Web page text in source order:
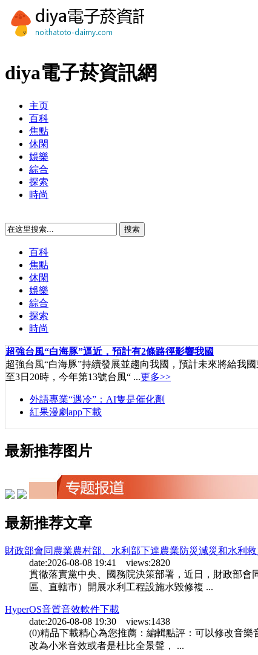
diya電子菸資訊網
主页
百科
焦點
休閑
娛樂
綜合
探索
時尚
百科
焦點
休閑
娛樂
綜合
探索
時尚
超強台風“白海豚”逼近，預計有2條路徑影響我國
超強台風“白海豚”持續發展並趨向我國，預計未來將給我
至3日20時，今年第13號台風“ ...更多>>
外語專業“遇冷”：AI隻是催化劑
紅果漫劇app下載
最新推荐图片
最新推荐文章
財政部會同農業農村部、水利部下達農業防災減災和水利救
date:2026-08-08 19:41 views:2820
貫徹落實黨中央、國務院決策部署，近日，財政部
區、直轄市）開展水利工程設施水毀修複 ...
HyperOS音質音效軟件下載
date:2026-08-08 19:30 views:1438
(0)精品下載精心為您推薦：編輯點評：可以修改音
改為小米音效或者是杜比全景聲， ...